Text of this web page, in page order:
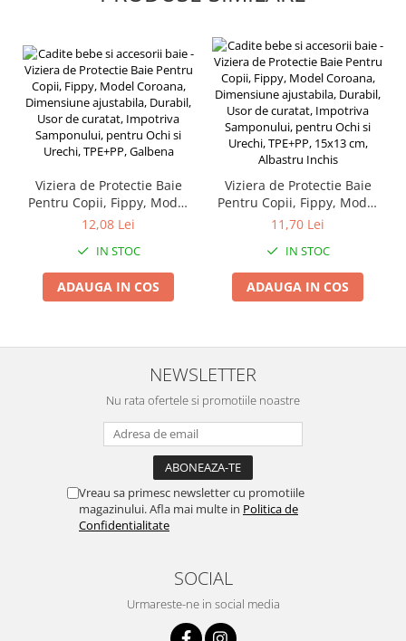
Viziera de Protectie Baie
Pentru Copii, Fippy, Model
Coroana, Dimensiune
curatat, Impotriva
Samponului, pentru Ochi si
Urechi, TPE+PP, Galbena
12,08 Lei
IN STOC
ADAUGA IN COS
Viziera de Protectie Baie
Pentru Copii, Fippy, Model
Coroana, Dimensiune
curatat, Impotriva
Samponului, pentru Ochi si
Urechi, TPE+PP, 15x13 cm,
Albastru Inchis
11,70 Lei
IN STOC
ADAUGA IN COS
NEWSLETTER
Nu rata ofertele si promotiile noastre
Vreau sa primesc newsletter cu promotiile
magazinului. Afla mai multe in Politica de
Confidentialitate
SOCIAL
Urmareste-ne in social media